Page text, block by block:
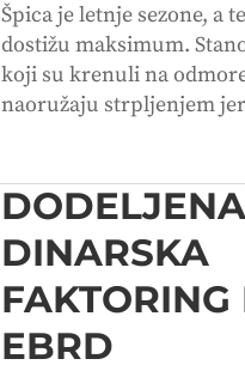
Špica je letnje sezone, a
dostižu maksimum.
koji su krenuli na
naoružaju strpljenjem
DINARSKA
EBRD